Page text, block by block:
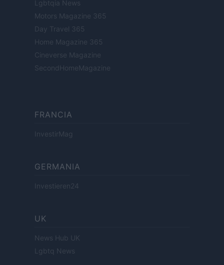
Lgbtqia News
Motors Magazine 365
Day Travel 365
Home Magazine 365
Cineverse Magazine
SecondHomeMagazine
FRANCIA
InvestirMag
GERMANIA
Investieren24
UK
News Hub UK
Lgbtq News